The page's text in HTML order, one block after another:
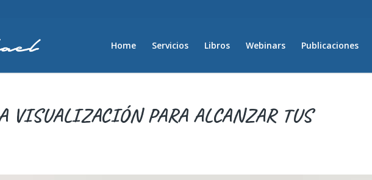
Home Servicios Libros Webinars Publicaciones
VISUALIZACIÓN PARA ALCANZAR TUS